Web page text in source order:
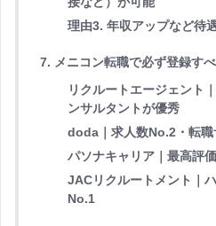
理由3. 年収アップなど待
7. メニコン転職で必ず登録す
リクルートエージェント
ンサルタントが優秀
doda｜求人数No.2・転職
パソナキャリア｜最高評
JACリクルートメント｜
No.1